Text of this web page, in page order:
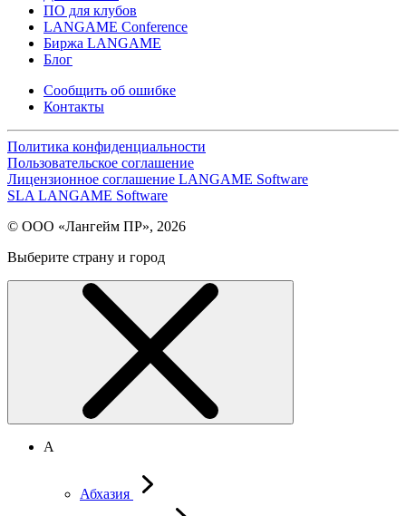
ПО для клубов
LANGAME Conference
Биржа LANGAME
Блог
Сообщить об ошибке
Контакты
Политика конфиденциальности
Пользовательское соглашение
Лицензионное соглашение LANGAME Software
SLA LANGAME Software
© ООО «Лангейм ПР», 2026
Выберите страну и город
А
Абхазия